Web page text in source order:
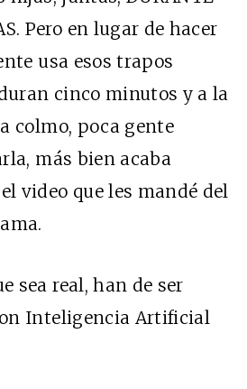
Pero en lugar de hacer
usa esos trapos
cinco minutos y a la
colmo, poca gente
más bien acaba
video que les mandé del
sea real, han de ser
Inteligencia Artificial